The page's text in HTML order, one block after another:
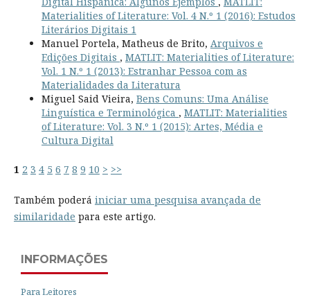
Materialities of Literature: Vol. 4 N.º 1 (2016): Estudos
Literários Digitais 1
Manuel Portela, Matheus de Brito, Arquivos e
Edições Digitais , MATLIT: Materialities of Literature:
Vol. 1 N.º 1 (2013): Estranhar Pessoa com as
Materialidades da Literatura
Miguel Said Vieira, Bens Comuns: Uma Análise
Linguística e Terminológica , MATLIT: Materialities
of Literature: Vol. 3 N.º 1 (2015): Artes, Média e
Cultura Digital
1 2 3 4 5 6 7 8 9 10 > >>
Também poderá iniciar uma pesquisa avançada de
similaridade para este artigo.
INFORMAÇÕES
Para Leitores